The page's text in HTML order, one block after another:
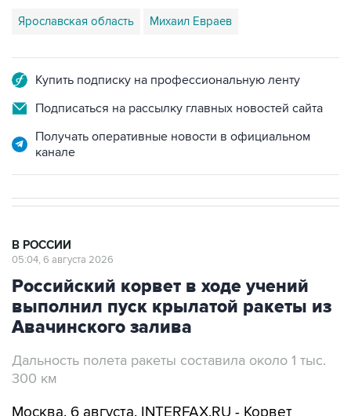
Ярославская область Михаил Евраев
Купить подписку на профессиональную ленту
Подписаться на рассылку главных новостей сайта
Получать оперативные новости в официальном
канале
В РОССИИ
05:04, 6 августа 2026
Российский корвет в ходе учений
выполнил пуск крылатой ракеты из
Авачинского залива
Дальность полета ракеты составила около 1 тыс.
300 км